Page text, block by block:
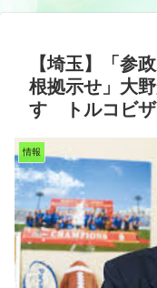
真が話題
【埼玉】「参
根拠示せ」大
す トルコビザ
情報